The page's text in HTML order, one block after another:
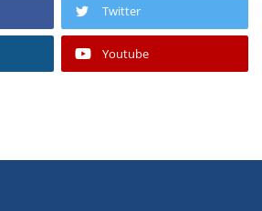
Twitter
Youtube